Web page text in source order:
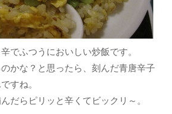
でふつうにおいしい炒飯です。
かな？と思ったら、刻んだ青唐辛子
すね。
だらピリッと辛くてビックリ～。